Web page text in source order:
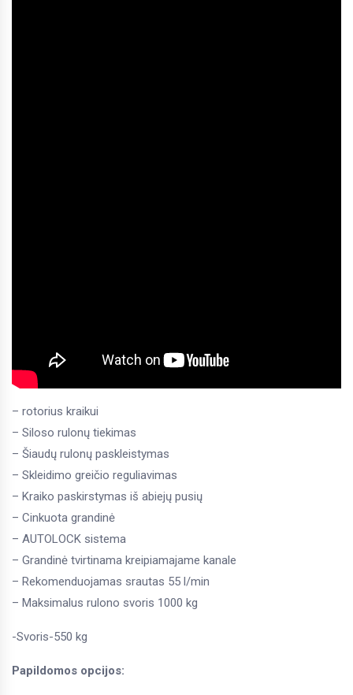
– rotorius kraikui
– Siloso rulonų tiekimas
– Šiaudų rulonų paskleistymas
– Skleidimo greičio reguliavimas
– Kraiko paskirstymas iš abiejų pusių
– Cinkuota grandinė
– AUTOLOCK sistema
– Grandinė tvirtinama kreipiamajame kanale
– Rekomenduojamas srautas 55 l/min
– Maksimalus rulono svoris 1000 kg
-Svoris-550 kg
Papildomos opcijos: